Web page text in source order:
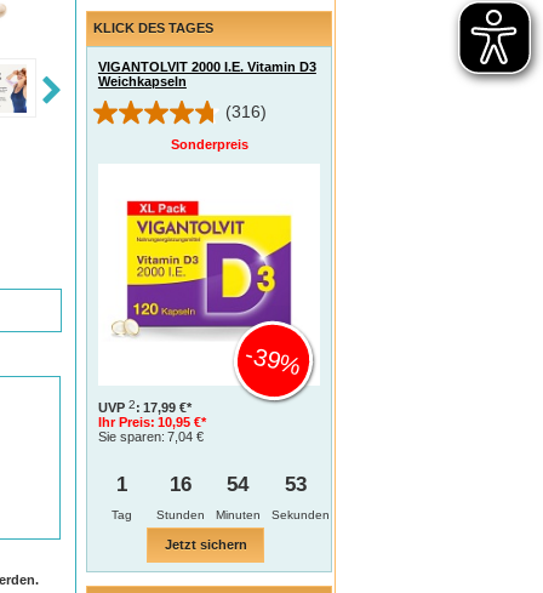
KLICK DES TAGES
VIGANTOLVIT 2000 I.E. Vitamin D3
Weichkapseln
(316)
Sonderpreis
UVP 2: 17,99 €*
Ihr Preis: 10,95 €*
Sie sparen: 7,04 €
-39%
1
Tag
16 54 52
Jetzt sichern